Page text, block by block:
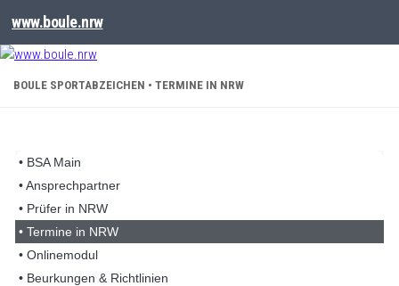
www.boule.nrw
BOULE SPORTABZEICHEN • TERMINE IN NRW
• BSA Main
• Ansprechpartner
• Prüfer in NRW
• Termine in NRW
• Onlinemodul
• Beurkungen & Richtlinien